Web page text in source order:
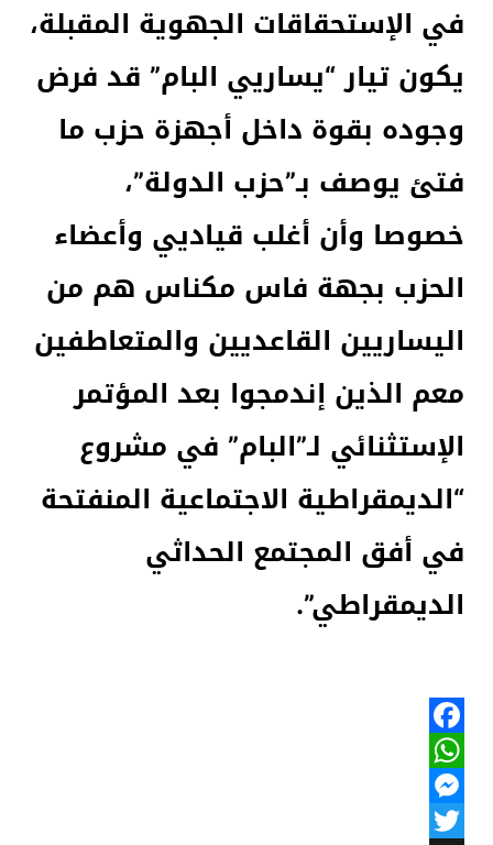
في الإستحقاقات الجهوية المقبلة،
يكون تيار “يساريي البام” قد فرض
وجوده بقوة داخل أجهزة حزب ما
فتئ يوصف بـ”حزب الدولة”،
خصوصا وأن أغلب قياديي وأعضاء
الحزب بجهة فاس مكناس هم من
اليساريين القاعديين والمتعاطفين
معم الذين إندمجوا بعد المؤتمر
الإستثنائي لـ”البام” في مشروع
“الديمقراطية الاجتماعية المنفتحة
في أفق المجتمع الحداثي
الديمقراطي”.
Facebook
WhatsApp
Messenger